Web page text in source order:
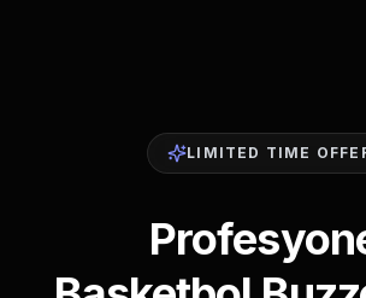
LIMITED TIME